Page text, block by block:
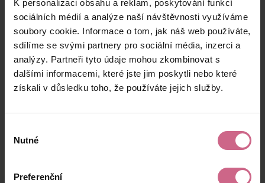
K personalizaci obsahu a reklam, poskytování funkcí
sociálních médií a analýze naší návštěvnosti využíváme
soubory cookie. Informace o tom, jak náš web používáte,
sdílíme se svými partnery pro sociální média, inzerci a
analýzy. Partneři tyto údaje mohou zkombinovat s
dalšími informacemi, které jste jim poskytli nebo které
získali v důsledku toho, že používáte jejich služby.
souhlasu
Nutné
Preferenční
M****
Z****
1. 6. 2026
19:30:38
D****
27 €
1. 6. 2026
19:20:14
4 €
P****
L****
1 033 €
1. 6. 2026
19:12:40
165 €
keyboard_arrow_left keyboard_arrow_right